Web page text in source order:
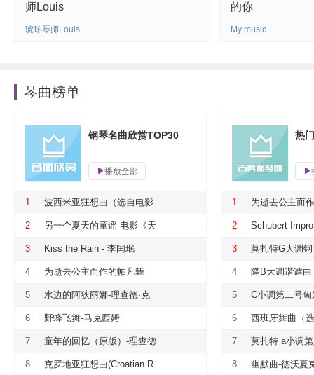
师Louis
琥珀琴师Louis
的你
My music
琴曲榜单
钢琴名曲欣赏TOP30
播放全部
1 波西米亚狂想曲（选自电影
《Bohemian Rhapsody》）-Que
en
2 另一个夏天的童谣-电影《天
使爱美丽》插曲
3 Kiss the Rain - 李闰珉
4 为逝去公主而作的帕凡舞
5 水边的阿狄丽娜-理查德·克
莱德曼
6 野蜂飞舞-马克西姆
7 童年的回忆（原版）-理查德
·克莱德曼
8 克罗地亚狂想曲(Croatian R
热
1 为逝去公主而
2 Schubert
No.2-Alfred Brendel
3 莫扎特G大调
一乐章
4 降B大调谐谑
斯蒂安世界钢琴名
伯特
5 C小调第二号
李斯特
6 西班牙舞曲（
琴独奏小品精选4》
7 莫扎特 a小调
曲KV 310 第一乐章
8 幽默曲-德沃夏